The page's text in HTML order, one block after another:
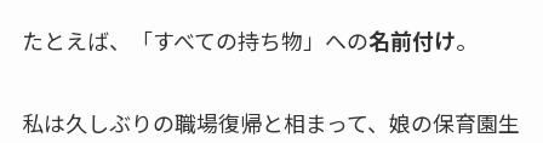
たとえば、「すべての持ち物」への名前付け。
私は久しぶりの職場復帰と相まって、娘の保育園生